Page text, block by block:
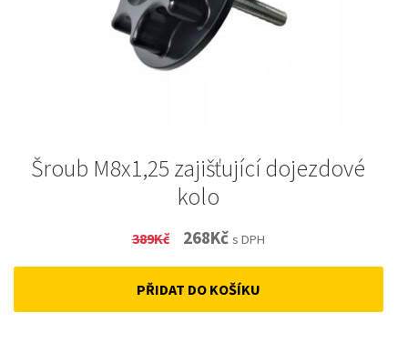
Šroub M8x1,25 zajišťující dojezdové
kolo
389Kč
Original
price
was:
268KčCurrent
price
is:
s DPH
PŘIDAT DO KOŠÍKU